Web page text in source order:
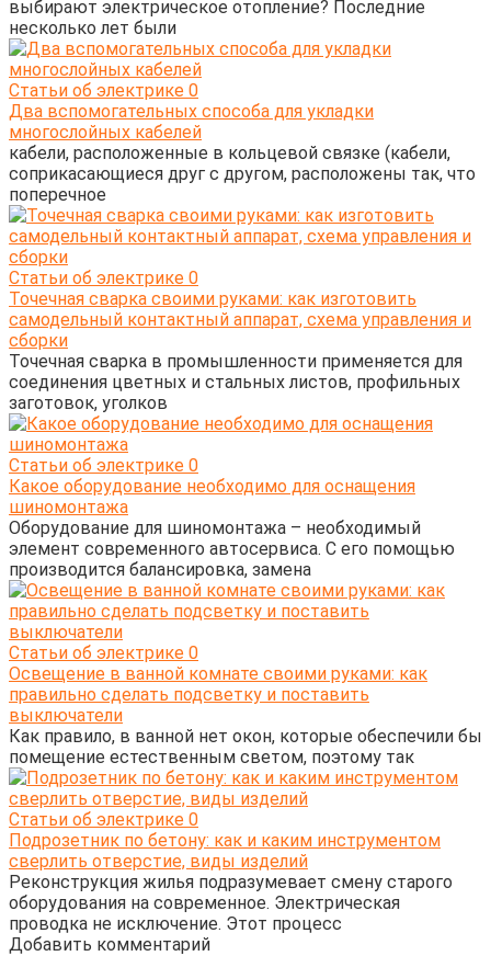
выбирают электрическое отопление? Последние
несколько лет были
Статьи об электрике 0
Два вспомогательных способа для укладки
многослойных кабелей
кабели, расположенные в кольцевой связке (кабели,
соприкасающиеся друг с другом, расположены так, что
поперечное
Статьи об электрике 0
Точечная сварка своими руками: как изготовить
самодельный контактный аппарат, схема управления и
сборки
Точечная сварка в промышленности применяется для
соединения цветных и стальных листов, профильных
заготовок, уголков
Статьи об электрике 0
Какое оборудование необходимо для оснащения
шиномонтажа
Оборудование для шиномонтажа – необходимый
элемент современного автосервиса. С его помощью
производится балансировка, замена
Статьи об электрике 0
Освещение в ванной комнате своими руками: как
правильно сделать подсветку и поставить
выключатели
Как правило, в ванной нет окон, которые обеспечили бы
помещение естественным светом, поэтому так
Статьи об электрике 0
Подрозетник по бетону: как и каким инструментом
сверлить отверстие, виды изделий
Реконструкция жилья подразумевает смену старого
оборудования на современное. Электрическая
проводка не исключение. Этот процесс
Добавить комментарий